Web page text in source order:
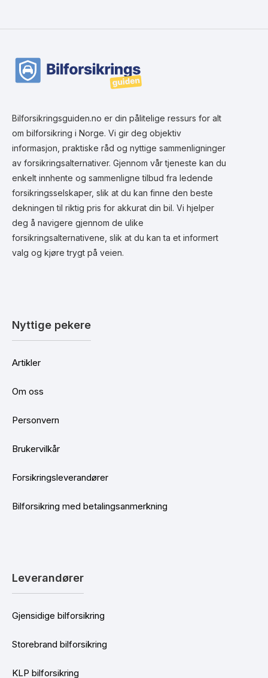
Bilforsikringsguiden.no er din pålitelige ressurs for alt
om bilforsikring i Norge. Vi gir deg objektiv
informasjon, praktiske råd og nyttige sammenligninger
av forsikringsalternativer. Gjennom vår tjeneste kan du
enkelt innhente og sammenligne tilbud fra ledende
forsikringsselskaper, slik at du kan finne den beste
dekningen til riktig pris for akkurat din bil. Vi hjelper
deg å navigere gjennom de ulike
forsikringsalternativene, slik at du kan ta et informert
valg og kjøre trygt på veien.
Nyttige pekere
Artikler
Om oss
Personvern
Brukervilkår
Forsikringsleverandører
Bilforsikring med betalingsanmerkning
Leverandører
Gjensidige bilforsikring
Storebrand bilforsikring
KLP bilforsikring